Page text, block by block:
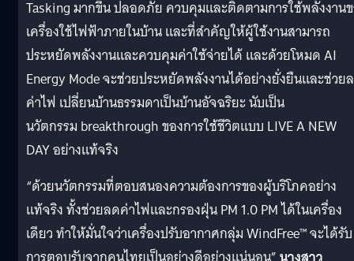
Tasking มากขึ้น ปลอดภัย ควบคุมและติดตามการใช้พลังงาน
เครื่องใช้ไฟฟ้าภายในบ้าน และที่สำคัญให้ผู้ใช้งานสามารถ
ประหยัดพลังงานและควบคุมค่าใช้จ่ายได้ และด้วยโหมด AI
Energy Mode จะช่วยประหยัดพลังงานได้อย่างยั่งยืนและช่วย
ค่าไฟ เปลี่ยนบ้านธรรมดาเป็นบ้านอัจฉริยะ นับเป็น
นวัตกรรม breakthrough ของการใช้ชีวิตแบบ LIVE A NEW
DAY อย่างแท้จริง
“ด้วยนวัตกรรมที่ตอบสนองความต้องการของผู้บริโภคอย่าง
แท้จริง ทั้งช่วยลดค่าไฟและกรองฝุ่น PM 1.0 PM ได้ในเครื่อง
เดียว ทำให้มั่นใจว่าเครื่องปรับอากาศกลุ่ม WindFree™ จะได้รับ